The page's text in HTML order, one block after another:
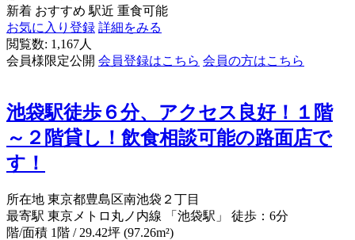
新着 おすすめ 駅近 重食可能
お気に入り登録 詳細をみる
閲覧数: 1,167人
会員様限定公開 会員登録はこちら 会員の方はこちら
池袋駅徒歩６分、アクセス良好！１階
～２階貸し！飲食相談可能の路面店で
す！
所在地 東京都豊島区南池袋２丁目
最寄駅 東京メトロ丸ノ内線 「池袋駅」 徒歩：6分
階/面積 1階 / 29.42坪 (97.26m²)